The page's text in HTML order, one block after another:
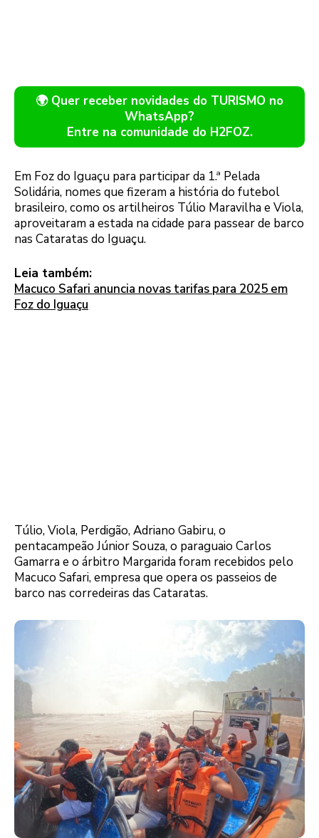
🌍 Quer receber novidades do TURISMO no
WhatsApp?
Entre na comunidade do H2FOZ.
Em Foz do Iguaçu para participar da 1.ª Pelada
Solidária, nomes que fizeram a história do futebol
brasileiro, como os artilheiros Túlio Maravilha e Viola,
aproveitaram a estada na cidade para passear de barco
nas Cataratas do Iguaçu.
Leia também:
Macuco Safari anuncia novas tarifas para 2025 em
Foz do Iguaçu
Túlio, Viola, Perdigão, Adriano Gabiru, o
pentacampeão Júnior Souza, o paraguaio Carlos
Gamarra e o árbitro Margarida foram recebidos pelo
Macuco Safari, empresa que opera os passeios de
barco nas corredeiras das Cataratas.